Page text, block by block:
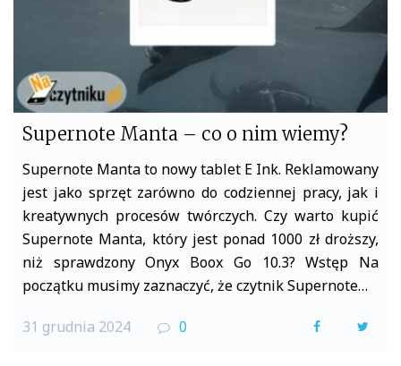
Supernote Manta – co o nim wiemy?
Supernote Manta to nowy tablet E Ink. Reklamowany
jest jako sprzęt zarówno do codziennej pracy, jak i
kreatywnych procesów twórczych. Czy warto kupić
Supernote Manta, który jest ponad 1000 zł droższy,
niż sprawdzony Onyx Boox Go 10.3? Wstęp Na
początku musimy zaznaczyć, że czytnik Supernote…
31 grudnia 2024 0
F